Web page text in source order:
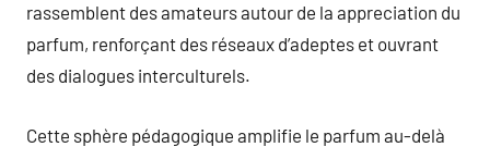
rassemblent des amateurs autour de la appreciation du
parfum, renforçant des réseaux d’adeptes et ouvrant
des dialogues interculturels.
Cette sphère pédagogique amplifie le parfum au-delà